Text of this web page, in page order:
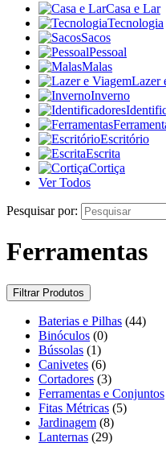
Casa e Lar
Tecnologia
Sacos
Pessoal
Malas
Lazer
Inverno
Escritório
Escrita
Cortiça
Ver Todos
Pesquisar por:
Ferramentas
Filtrar Produtos
Baterias e Pilhas (44)
Binóculos (0)
Bússolas (1)
Canivetes (6)
Cortadores (3)
Ferramentas e Conjuntos
Fitas Métricas (5)
Jardinagem (8)
Lanternas (29)